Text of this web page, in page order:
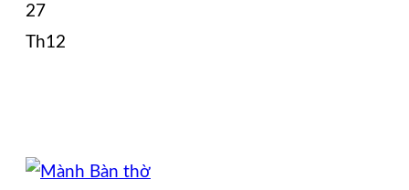
27
Th12